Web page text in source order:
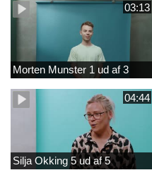
03:13
Morten Munster 1 ud af 3
04:44
Silja Okking 5 ud af 5